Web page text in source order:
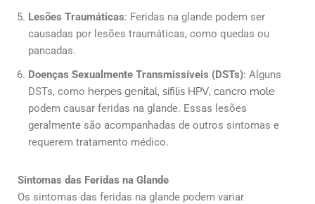
Lesões Traumáticas: Feridas na glande podem ser
causadas por lesões traumáticas, como quedas ou
pancadas.
Doenças Sexualmente Transmissíveis (DSTs): Alguns
DSTs, como herpes genital, sífilis HPV, cancro mole
podem causar feridas na glande. Essas lesões
geralmente são acompanhadas de outros sintomas e
requerem tratamento médico.
Sintomas das Feridas na Glande
Os sintomas das feridas na glande podem variar